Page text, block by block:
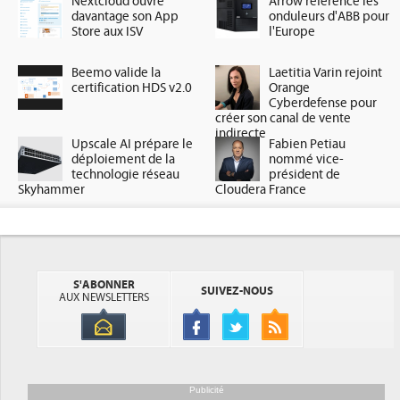
davantage son App
Store aux ISV
onduleurs d'ABB pour
l'Europe
Beemo valide la
certification HDS v2.0
Laetitia Varin rejoint
Orange
Cyberdefense pour
créer son canal de vente
indirecte
Upscale AI prépare le
déploiement de la
technologie réseau
Skyhammer
Fabien Petiau
nommé vice-
président de
Cloudera France
S'ABONNER
AUX NEWSLETTERS
SUIVEZ-NOUS
Publicité